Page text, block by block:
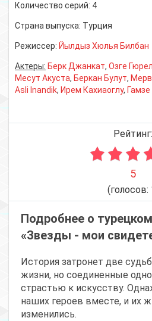
Количество серий: 4
Страна выпуска: Турция
Режиссер: Йылдыз Хюлья Билбан
Актеры: Берк Джанкат, Озге
Месут Акуста, Беркан Булут,
Asli Inandik, Ирем Кахиаоглу,
Рейтинг:
5
(голосов:
Подробнее о
«Звезды - мои
История затронет две
жизни, но соединенные
страстью к искусству.
наших героев вместе, и их
изменились.